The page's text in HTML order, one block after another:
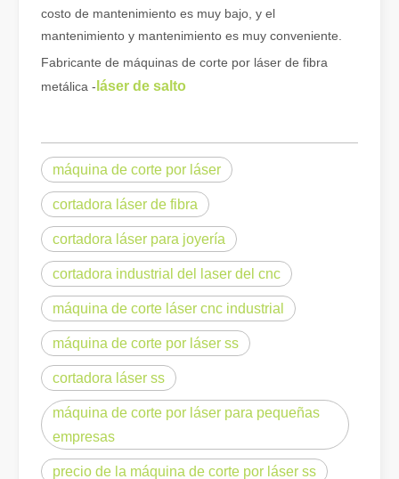
El corte por láser de láminas de metal es un método de corte muy utilizado.
El corte por láser de láminas de metal es un método de corte
costo de mantenimiento es muy bajo, y el
mantenimiento y mantenimiento es muy conveniente.
Fabricante de máquinas de corte por láser de fibra
metálica - láser de salto
máquina de corte por láser
cortadora láser de fibra
cortadora láser para joyería
cortadora industrial del laser del cnc
máquina de corte láser cnc industrial
máquina de corte por láser ss
cortadora láser ss
máquina de corte por láser para pequeñas
empresas
precio de la máquina de corte por láser ss